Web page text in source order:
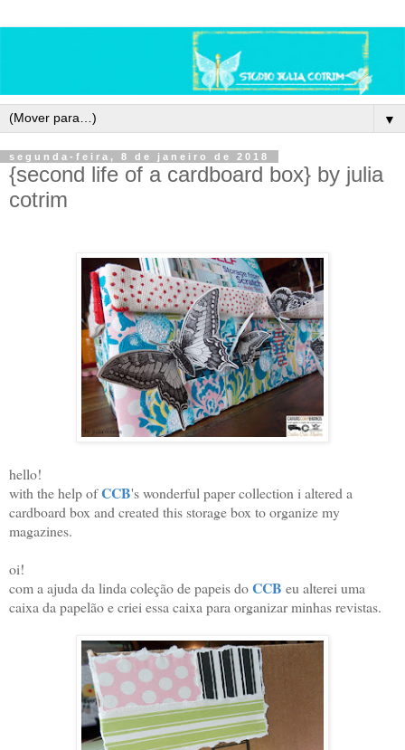
▼
segunda-feira, 8 de janeiro de 2018
{second life of a cardboard box} by julia
cotrim
hello!
with the help ofCCB's wonderful paper collection i altered a
cardboard box and created this storage box to organize my
magazines.
oi!
com a ajuda da linda coleção de papeis doCCB eu alterei uma
caixa da papelão e criei essa caixa para organizar minhas revistas.